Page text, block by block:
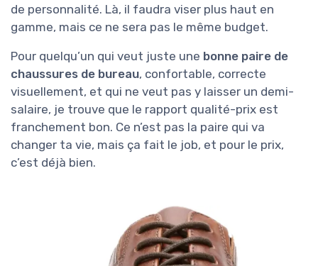
de personnalité. Là, il faudra viser plus haut en
gamme, mais ce ne sera pas le même budget.
Pour quelqu’un qui veut juste une bonne paire de
chaussures de bureau, confortable, correcte
visuellement, et qui ne veut pas y laisser un demi-
salaire, je trouve que le rapport qualité-prix est
franchement bon. Ce n’est pas la paire qui va
changer ta vie, mais ça fait le job, et pour le prix,
c’est déjà bien.